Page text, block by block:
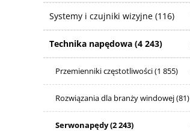
Systemy i czujniki wizyjne (116)
Technika napędowa (4 243)
Przemienniki częstotliwości(1 855)
Rozwiązania dla branży windowej(81)
Serwonapędy(2 243)